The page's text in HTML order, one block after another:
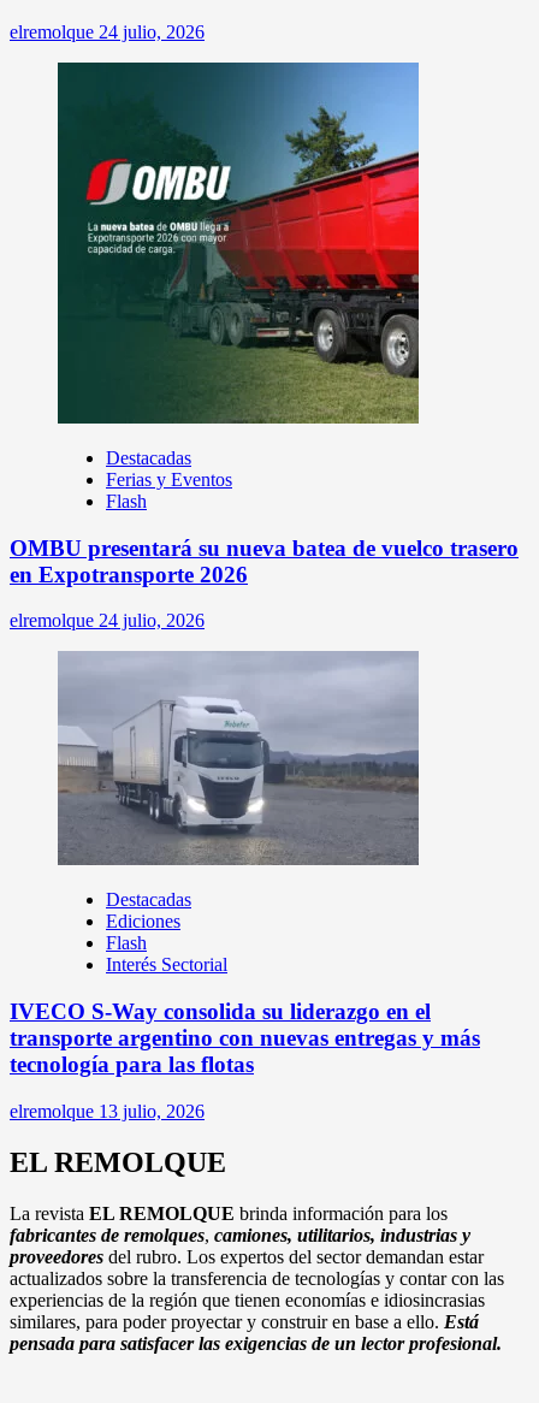
elremolque 24 julio, 2026
Destacadas
Ferias y Eventos
Flash
OMBU presentará su nueva batea de vuelco trasero
en Expotransporte 2026
elremolque 24 julio, 2026
Destacadas
Ediciones
Flash
Interés Sectorial
IVECO S-Way consolida su liderazgo en el
transporte argentino con nuevas entregas y más
tecnología para las flotas
elremolque 13 julio, 2026
EL REMOLQUE
La revista EL REMOLQUE brinda información para los
fabricantes de remolques, camiones, utilitarios, industrias y
proveedores del rubro. Los expertos del sector demandan estar
actualizados sobre la transferencia de tecnologías y contar con las
experiencias de la región que tienen economías e idiosincrasias
similares, para poder proyectar y construir en base a ello. Está
pensada para satisfacer las exigencias de un lector profesional.